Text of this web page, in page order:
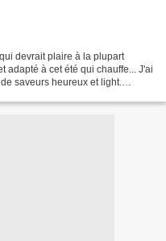
devrait plaire à la plupart
adapté à cet été qui chauffe... J'ai
saveurs heureux et light.